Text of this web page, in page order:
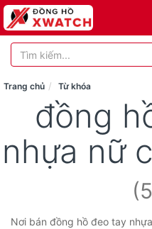
Trang chủ Từ khóa
đồng
nhựa nữ
Nơi bán đồng hồ đeo tay